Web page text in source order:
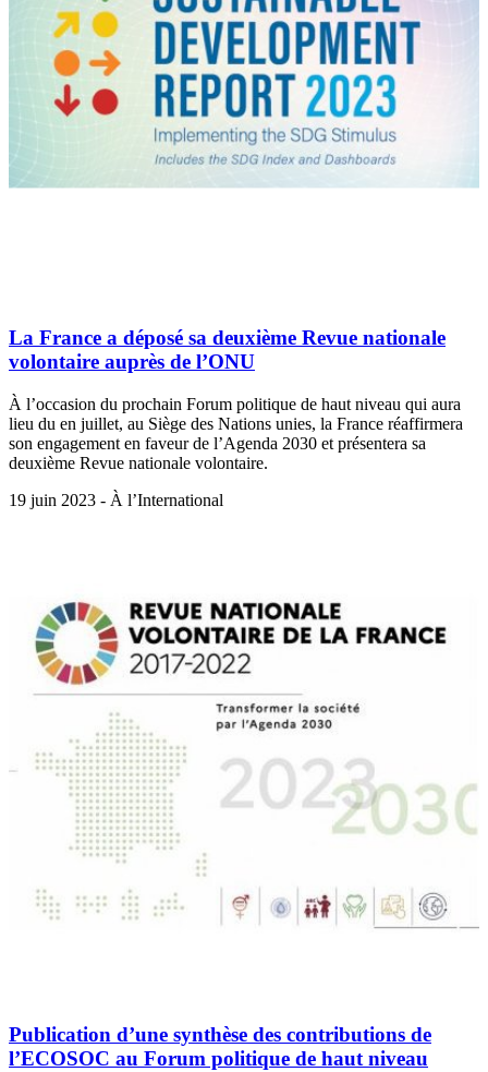
La France a déposé sa deuxième Revue nationale
volontaire auprès de l’ONU
À l’occasion du prochain Forum politique de haut niveau qui aura
lieu du en juillet, au Siège des Nations unies, la France réaffirmera
son engagement en faveur de l’Agenda 2030 et présentera sa
deuxième Revue nationale volontaire.
19 juin 2023 - À l’International
Publication d’une synthèse des contributions de
l’ECOSOC au Forum politique de haut niveau